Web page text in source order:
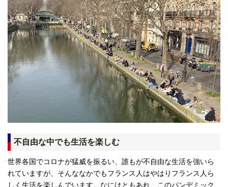
不自由な中でも生活を楽しむ
世界各国でコロナが猛威を振るい、誰もが不自由な生活を強いら
れていますが、そんななかでもフランス人はやはりフランス人ら
しく生活を楽しんでいます。なにはともあれ、このパンデミック